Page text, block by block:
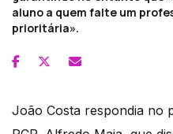
aluno a quem falte um
prioritária».
João Costa respondia no